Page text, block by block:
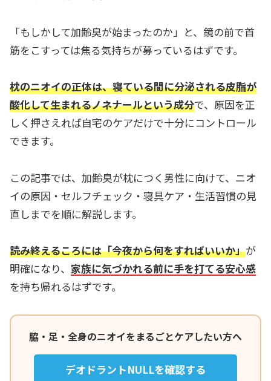
「もしかして加齢臭が始まったのか」と、鏡の前で首
筋をこすっては焦る気持ちが募っているはずです。
枕のニオイの正体は、寝ている間に分泌される皮脂が
酸化して生まれるノネナールという成分で、原因を正
しく押さえれば自宅のケアだけで十分にコントロール
できます。
この記事では、加齢臭が枕につく男性に向けて、ニオ
イの原因・セルフチェック・寝具ケア・生活習慣の見
直しまでを順に解説します。
読み終えるころには「今夜から何をすればいいか」が
明確になり、 家族に気づかれる前に手を打てる安心感
を持ち帰れるはずです。
脇・足・全身のニオイをまるごとケアしたい方へ
デオドラントNULLを確認する